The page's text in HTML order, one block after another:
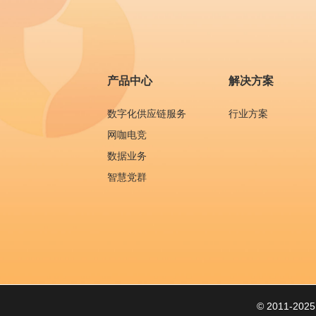
产品中心
数字化供应链服务
网咖电竞
数据业务
智慧党群
解决方案
行业方案
© 2011-